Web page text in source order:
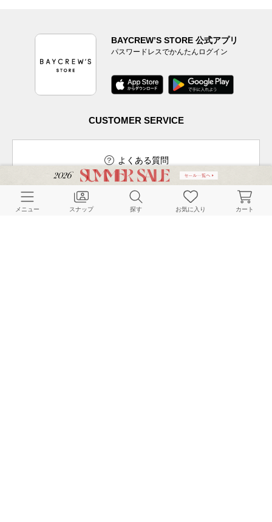
BAYCREW’S STORE 公式アプリ
パスワードレスでかんたんログイン
CUSTOMER SERVICE
よくある質問
メニュー スナップ 探す お気に入り カート